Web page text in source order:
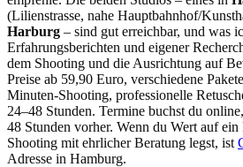
(Lilienstrasse, nahe Hauptbahnhof/
Harburg – sind gut erreichbar, und was
Erfahrungsberichten und eigener
dem Shooting und die Ausrichtung auf
Preise ab 59,90 Euro, verschiedene
Minuten-Shooting, professionelle
24–48 Stunden. Termine buchst du
48 Stunden vorher. Wenn du Wert auf ein
Shooting mit ehrlicher Beratung legst, ist
Adresse in Hamburg.